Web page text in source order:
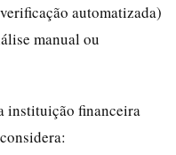
automatizada)
manual ou
instituição financeira